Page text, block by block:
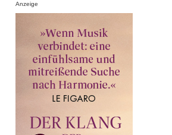
Anzeige